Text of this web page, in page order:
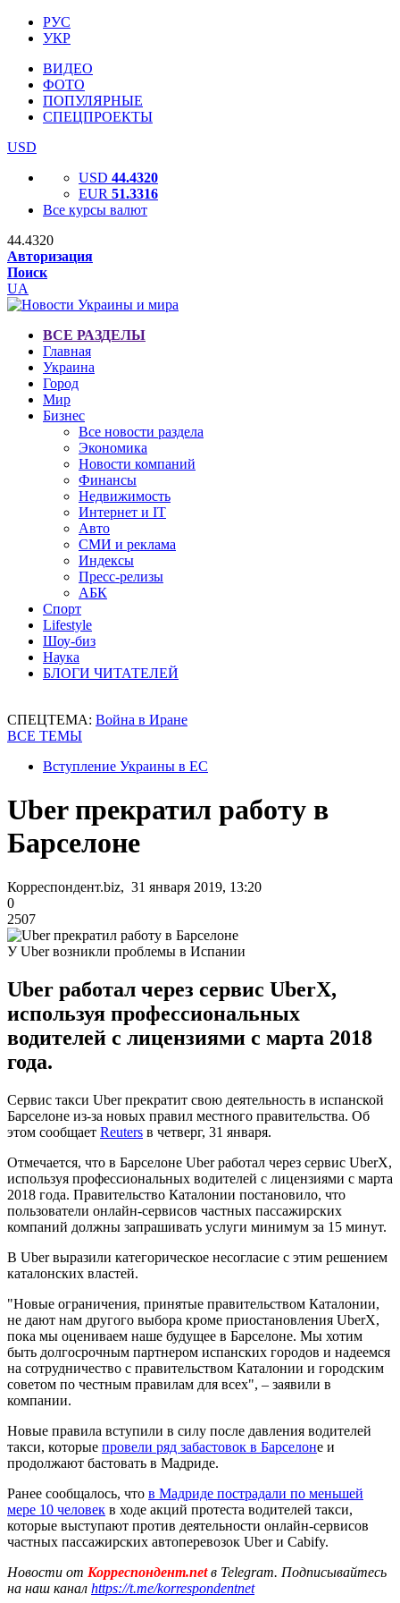
РУС
УКР
ВИДЕО
ФОТО
ПОПУЛЯРНЫЕ
СПЕЦПРОЕКТЫ
USD
USD 44.4320
EUR 51.3316
Все курсы валют
44.4320
Авторизация
Поиск
UA
ВСЕ РАЗДЕЛЫ
Главная
Украина
Город
Мир
Бизнес
Все новости раздела
Экономика
Новости компаний
Финансы
Недвижимость
Интернет и IT
Авто
СМИ и реклама
Индексы
Пресс-релизы
АБК
Спорт
Lifestyle
Шоу-биз
Наука
БЛОГИ ЧИТАТЕЛЕЙ
СПЕЦТЕМА: Война в Иране
ВСЕ ТЕМЫ
Вступление Украины в ЕС
Uber прекратил работу в
Барселоне
Корреспондент.biz, 31 января 2019, 13:20
0
2507
У Uber возникли проблемы в Испании
Uber работал через сервис UberX,
используя профессиональных
водителей с лицензиями с марта 2018
года.
Сервис такси Uber прекратит свою деятельность в испанской
Барселоне из-за новых правил местного правительства. Об
этом сообщает Reuters в четверг, 31 января.
Отмечается, что в Барселоне Uber работал через сервис UberX,
используя профессиональных водителей с лицензиями с марта
2018 года. Правительство Каталонии постановило, что
пользователи онлайн-сервисов частных пассажирских
компаний должны запрашивать услуги минимум за 15 минут.
В Uber выразили категорическое несогласие с этим решением
каталонских властей.
"Новые ограничения, принятые правительством Каталонии,
не дают нам другого выбора кроме приостановления UberX,
пока мы оцениваем наше будущее в Барселоне. Мы хотим
быть долгосрочным партнером испанских городов и надеемся
на сотрудничество с правительством Каталонии и городским
советом по честным правилам для всех", – заявили в
компании.
Новые правила вступили в силу после давления водителей
такси, которые провели ряд забастовок в Барселоне и
продолжают бастовать в Мадриде.
Ранее сообщалось, что в Мадриде пострадали по меньшей
мере 10 человек в ходе акций протеста водителей такси,
которые выступают против деятельности онлайн-сервисов
частных пассажирских автоперевозок Uber и Cabify.
Новости от Корреспондент.netв Telegram. Подписывайтесь
на наш канал https://t.me/korrespondentnet